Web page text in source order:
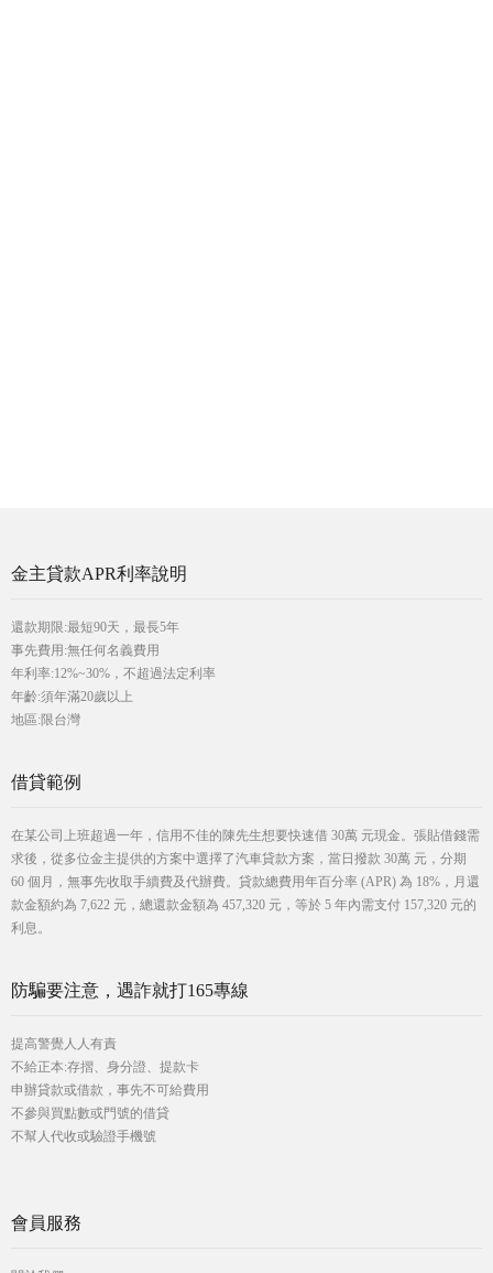
金主貸款APR利率說明
還款期限:最短90天，最長5年
事先費用:無任何名義費用
年利率:12%~30%，不超過法定利率
年齡:須年滿20歲以上
地區:限台灣
借貸範例
在某公司上班超過一年，信用不佳的陳先生想要快速借 30萬 元現金。張貼借錢需
求後，從多位金主提供的方案中選擇了汽車貸款方案，當日撥款 30萬 元，分期
60 個月，無事先收取手續費及代辦費。貸款總費用年百分率 (APR) 為 18%，月還
款金額約為 7,622 元，總還款金額為 457,320 元，等於 5 年內需支付 157,320 元的
利息。
防騙要注意，遇詐就打165專線
提高警覺人人有責
不給正本:存摺、身分證、提款卡
申辦貸款或借款，事先不可給費用
不參與買點數或門號的借貸
不幫人代收或驗證手機號
會員服務